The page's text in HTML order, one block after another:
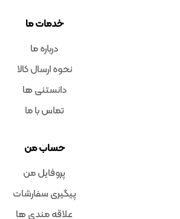
خدمات ما
درباره ما
نحوه ارسال کالا
دانستنی ها
تماس با ما
حساب من
پروفایل من
پیگیری سفارشات
علاقه مندی ها